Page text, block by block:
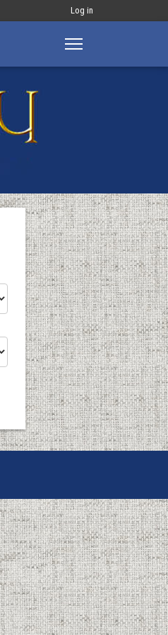
Меню
запису
Log in